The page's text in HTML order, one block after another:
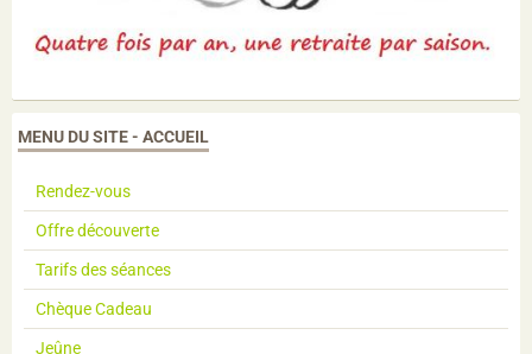
MENU DU SITE - ACCUEIL
Rendez-vous
Offre découverte
Tarifs des séances
Chèque Cadeau
Jeûne